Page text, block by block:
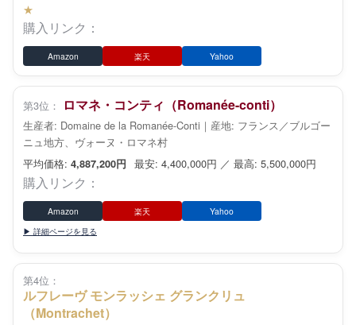
★
購入リンク：
Amazon 楽天 Yahoo
第3位： ロマネ・コンティ（Romanée-conti）
生産者: Domaine de la Romanée-Conti｜産地: フランス／ブルゴー
ニュ地方、ヴォーヌ・ロマネ村
平均価格: 4,887,200円 最安: 4,400,000円 ／ 最高: 5,500,000円
購入リンク：
Amazon 楽天
Yahoo
▶ 詳細ページを見る
第4位：
ルフレーヴ モンラッシェ グランクリュ
（Montrachet）